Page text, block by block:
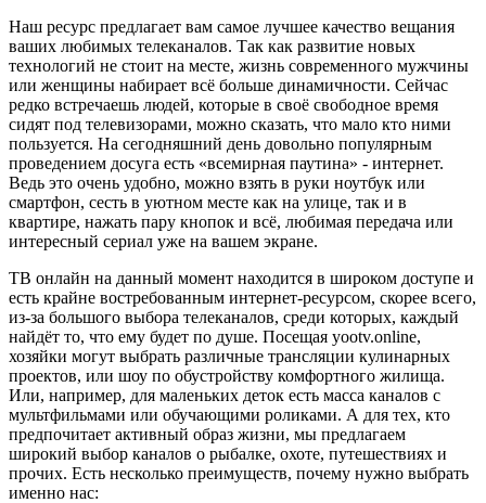
Наш ресурс предлагает вам самое лучшее качество вещания
ваших любимых телеканалов. Так как развитие новых
технологий не стоит на месте, жизнь современного мужчины
или женщины набирает всё больше динамичности. Сейчас
редко встречаешь людей, которые в своё свободное время
сидят под телевизорами, можно сказать, что мало кто ними
пользуется. На сегодняшний день довольно популярным
проведением досуга есть «всемирная паутина» - интернет.
Ведь это очень удобно, можно взять в руки ноутбук или
смартфон, сесть в уютном месте как на улице, так и в
квартире, нажать пару кнопок и всё, любимая передача или
интересный сериал уже на вашем экране.
ТВ онлайн на данный момент находится в широком доступе и
есть крайне востребованным интернет-ресурсом, скорее всего,
из-за большого выбора телеканалов, среди которых, каждый
найдёт то, что ему будет по душе. Посещая yootv.online,
хозяйки могут выбрать различные трансляции кулинарных
проектов, или шоу по обустройству комфортного жилища.
Или, например, для маленьких деток есть масса каналов с
мультфильмами или обучающими роликами. А для тех, кто
предпочитает активный образ жизни, мы предлагаем
широкий выбор каналов о рыбалке, охоте, путешествиях и
прочих. Есть несколько преимуществ, почему нужно выбрать
именно нас: